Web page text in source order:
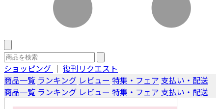
ショッピング ｜ 復刊リクエスト
商品一覧 ランキング レビュー 特集・フェア 支払い・配送
商品一覧 ランキング レビュー 特集・フェア 支払い・配送